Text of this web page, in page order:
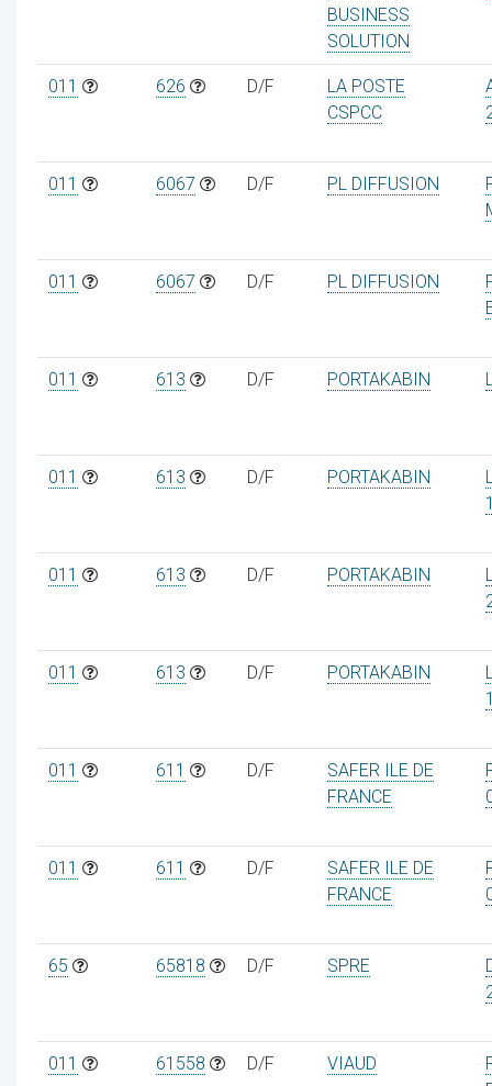
BUSINESS
SOLUTION
011 626 D/F
LA POSTE
CSPCC
011 6067 D/F PL DIFFUSION
011 6067 D/F PL DIFFUSION
011 613 D/F PORTAKABIN
011 613 D/F PORTAKABIN
011 613 D/F PORTAKABIN
011 613 D/F PORTAKABIN
011 611 D/F
SAFER ILE DE
FRANCE
011 611 D/F
SAFER ILE DE
FRANCE
65 65818 D/F SPRE
011 61558 D/F VIAUD